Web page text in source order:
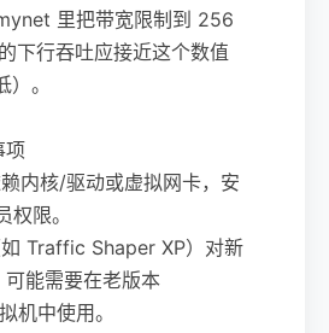
里把带宽限制到 256
下行吞吐应接近这个数值
）。
项
内核/驱动或虚拟网卡，安
限。
Traffic Shaper XP）对新
能需要在老版本
机中使用。